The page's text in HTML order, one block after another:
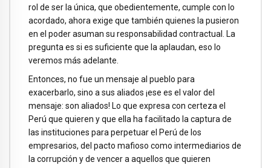
rol de ser la única, que obedientemente, cumple con lo
acordado, ahora exige que también quienes la pusieron
en el poder asuman su responsabilidad contractual. La
pregunta es si es suficiente que la aplaudan, eso lo
veremos más adelante.
Entonces, no fue un mensaje al pueblo para
exacerbarlo, sino a sus aliados ¡ese es el valor del
mensaje: son aliados! Lo que expresa con certeza el
Perú que quieren y que ella ha facilitado la captura de
las instituciones para perpetuar el Perú de los
empresarios, del pacto mafioso como intermediarios de
la corrupción y de vencer a aquellos que quieren